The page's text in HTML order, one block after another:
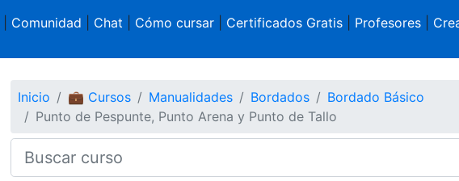
Comunidad Chat Cómo cursar| Certificados Gratis| Profesores|
Inicio 💼 Cursos Manualidades Bordados
Bordado Básico
Punto de Pespunte, Punto Arena y Punto de Tallo